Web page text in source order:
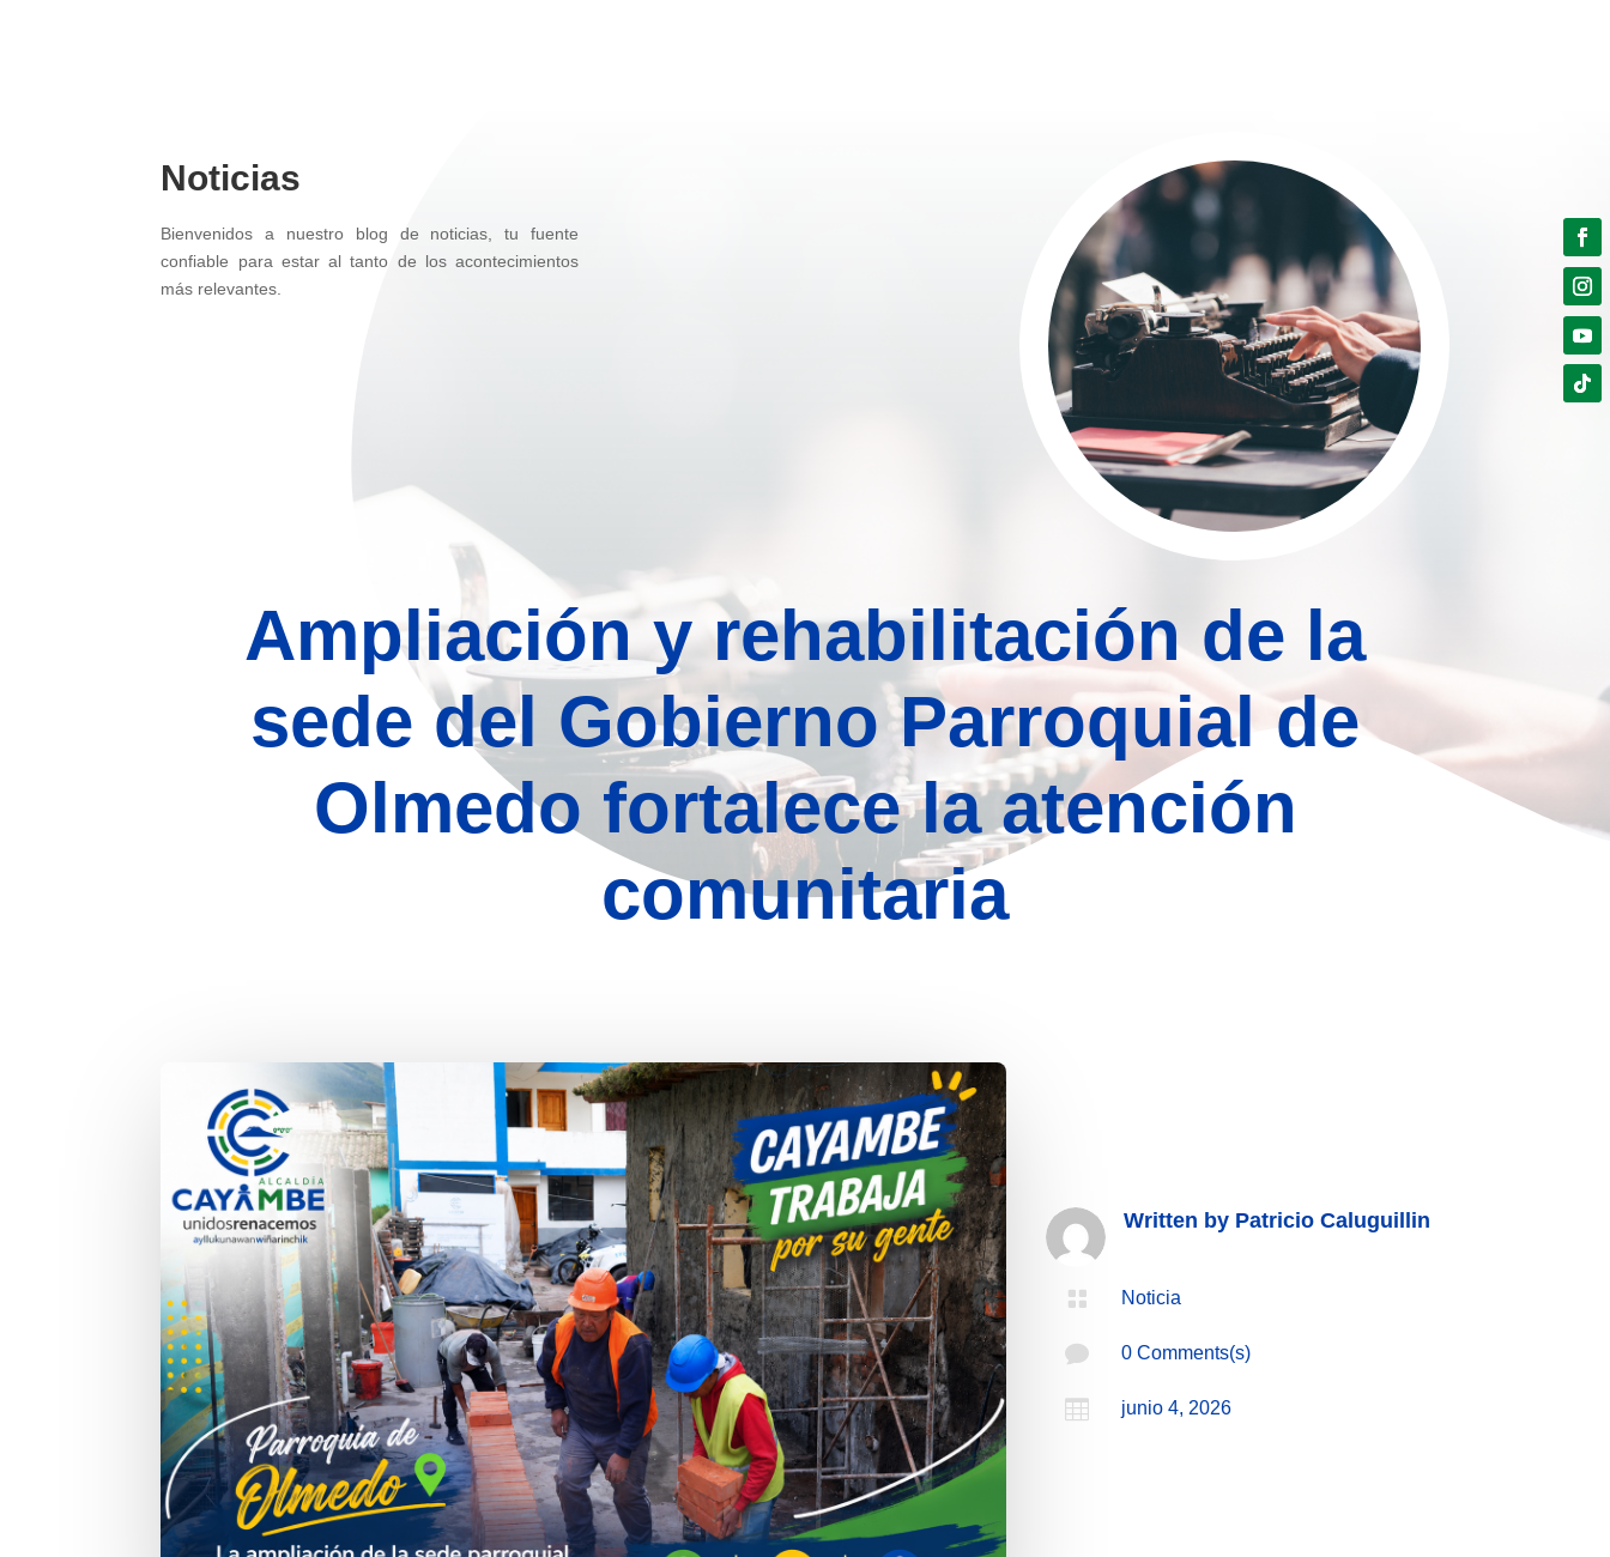
Noticias
Bienvenidos a nuestro blog de noticias, tu fuente
confiable para estar al tanto de los acontecimientos
más relevantes.
Ampliación y rehabilitación de la
sede del Gobierno Parroquial de
Olmedo fortalece la atención
comunitaria
Written by Patricio Caluguillin
 Noticia
 0 Comments(s)
 junio 4, 2026